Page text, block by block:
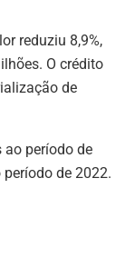
reduziu 8,9%,
O crédito
de
ao período de
de 2022.